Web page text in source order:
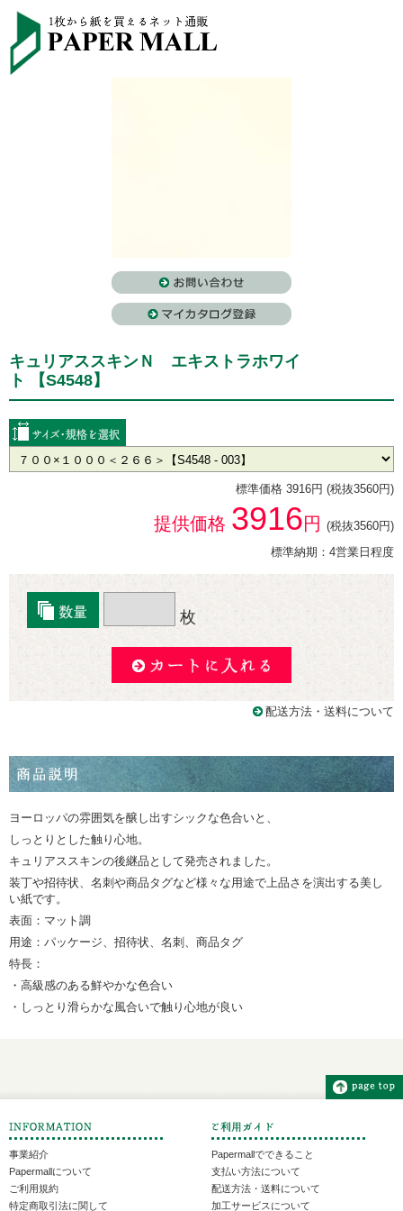
キュリアススキンＮ エキストラホワイ
ト 【S4548】
標準価格 3916円 (税抜3560円)
提供価格 3916円 (税抜3560円)
標準納期：4営業日程度
枚
配送方法・送料について
ヨーロッパの雰囲気を醸し出すシックな色合いと、
しっとりとした触り心地。
キュリアススキンの後継品として発売されました。
装丁や招待状、名刺や商品タグなど様々な用途で上品さを演出する美し
い紙です。
表面：マット調
用途：パッケージ、招待状、名刺、商品タグ
特長：
・高級感のある鮮やかな色合い
・しっとり滑らかな風合いで触り心地が良い
事業紹介
Papermallについて
ご利用規約
特定商取引法に関して
Papermallでできること
支払い方法について
配送方法・送料について
加工サービスについて